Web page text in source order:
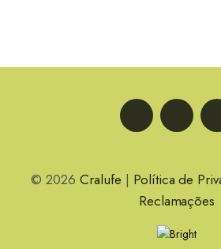
© 2026Cralufe | Política de
Reclamações